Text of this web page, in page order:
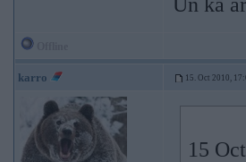
karro 15. Oct 2010,
15